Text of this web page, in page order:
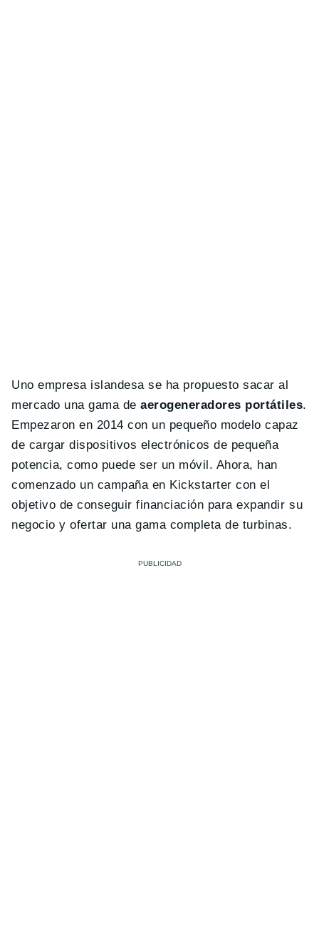
Uno empresa islandesa se ha propuesto sacar al
mercado una gama de aerogeneradores portátiles.
Empezaron en 2014 con un pequeño modelo capaz
de cargar dispositivos electrónicos de pequeña
potencia, como puede ser un móvil. Ahora, han
comenzado un campaña en Kickstarter con el
objetivo de conseguir financiación para expandir su
negocio y ofertar una gama completa de turbinas.